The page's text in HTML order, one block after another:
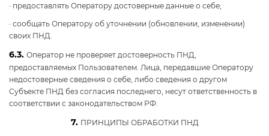
· предоставлять Оператору достоверные данные о себе;
· сообщать Оператору об уточнении (обновлении, изменении)
своих ПНД.
6.3. Оператор не проверяет достоверность ПНД,
предоставляемых Пользователем. Лица, передавшие Оператору
недостоверные сведения о себе, либо сведения о другом
Субъекте ПНД без согласия последнего, несут ответственность в
соответствии с законодательством РФ.
7. ПРИНЦИПЫ ОБРАБОТКИ ПНД